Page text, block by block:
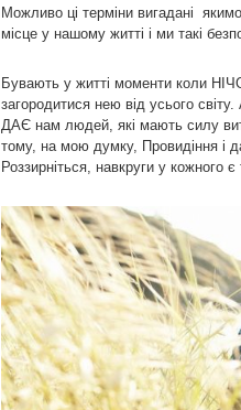
Можливо ці терміни вигадані
місце у нашому житті і ми такі
Бувають у житті моменти коли
загородитися нею від усього
ДАЄ нам людей, які мають силу
тому, на мою думку, Провидіння і
Роззирніться, навкруги у кожного